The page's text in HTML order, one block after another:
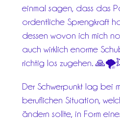
einmal sagen, dass das
ordentliche Sprengkraft
dessen wovon ich mich
auch wirklich enorme
richtig los zugehen.
Der Schwerpunkt lag bei
beruflichen Situation,
ändern sollte, in Form